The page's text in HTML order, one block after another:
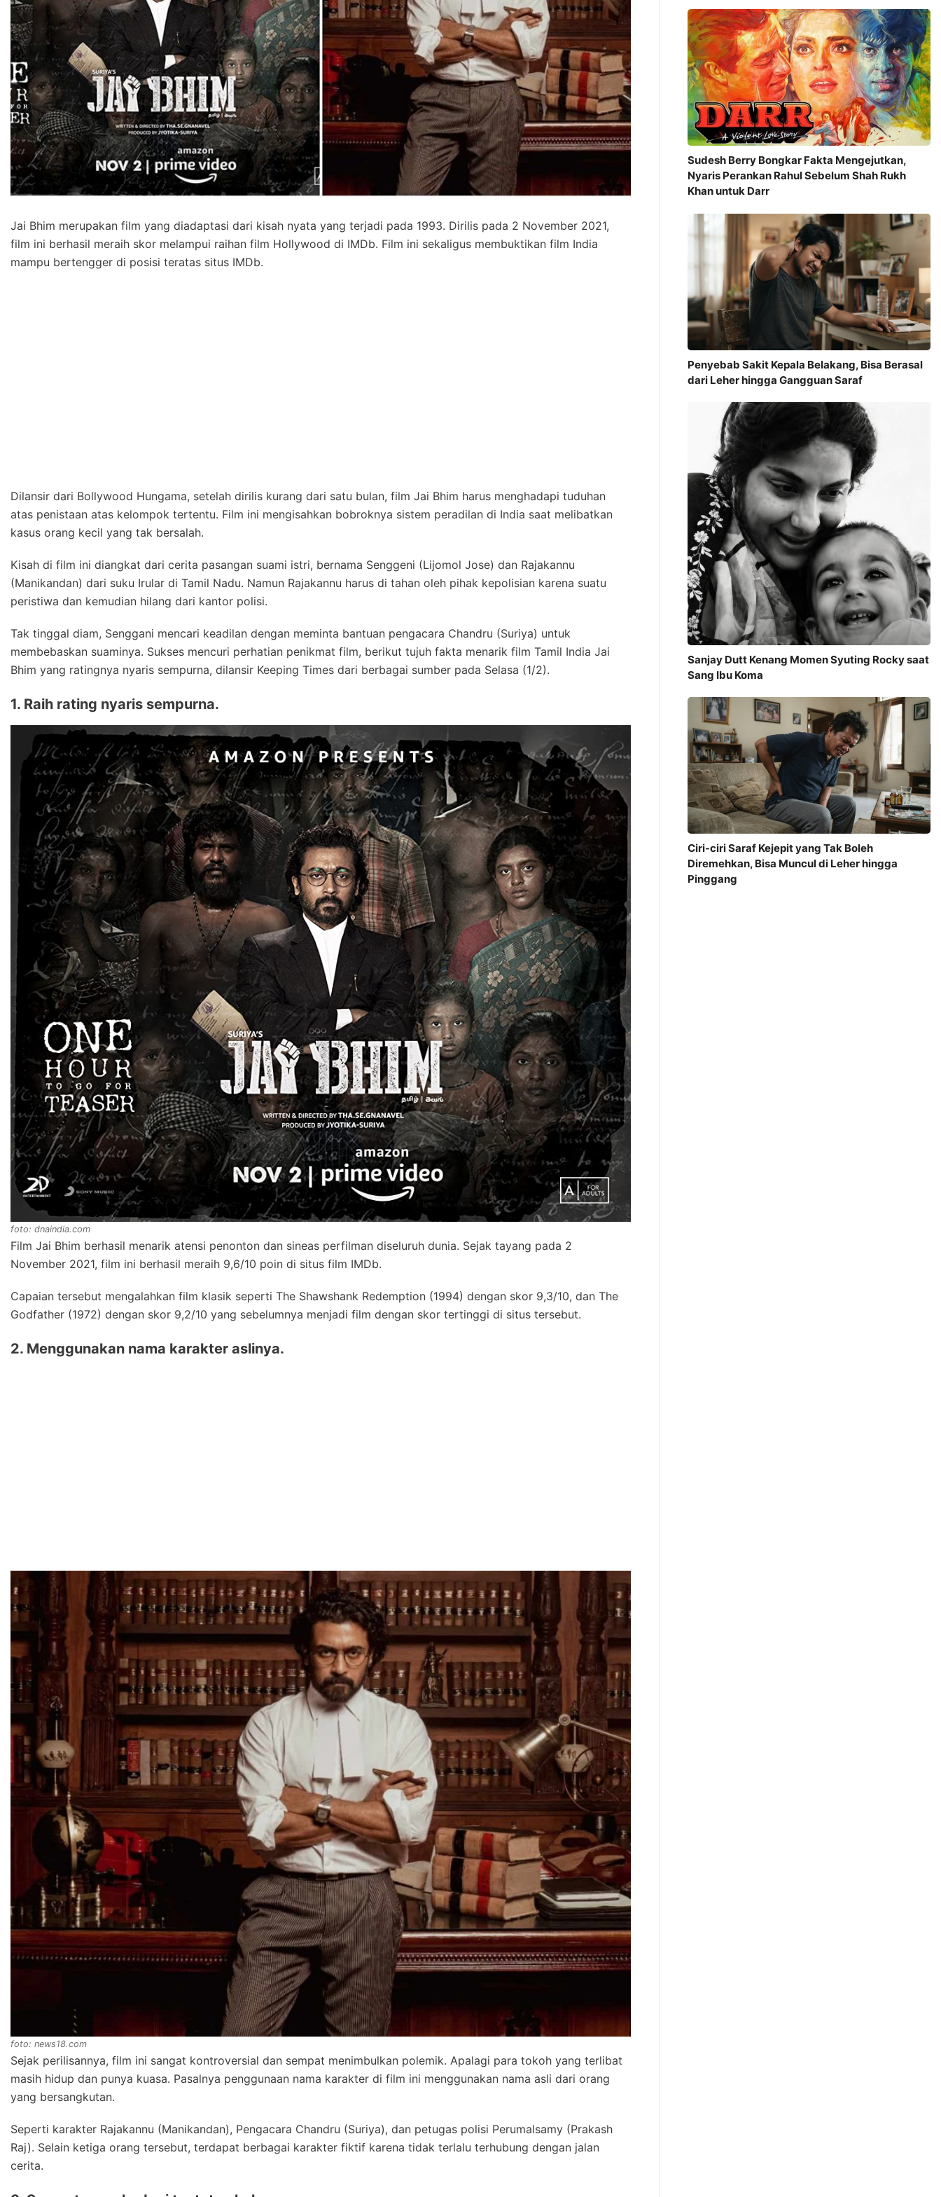
Jai Bhim merupakan film yang diadaptasi dari kisah nyata yang terjadi pada 1993. Dirilis pada 2 November 2021,
film ini berhasil meraih skor melampui raihan film Hollywood di IMDb. Film ini sekaligus membuktikan film India
mampu bertengger di posisi teratas situs IMDb.
Dilansir dari Bollywood Hungama, setelah dirilis kurang dari satu bulan, film Jai Bhim harus menghadapi tuduhan
atas penistaan atas kelompok tertentu. Film ini mengisahkan bobroknya sistem peradilan di India saat melibatkan
kasus orang kecil yang tak bersalah.
Kisah di film ini diangkat dari cerita pasangan suami istri, bernama Senggeni (Lijomol Jose) dan Rajakannu
(Manikandan) dari suku Irular di Tamil Nadu. Namun Rajakannu harus di tahan oleh pihak kepolisian karena suatu
peristiwa dan kemudian hilang dari kantor polisi.
Tak tinggal diam, Senggani mencari keadilan dengan meminta bantuan pengacara Chandru (Suriya) untuk
membebaskan suaminya. Sukses mencuri perhatian penikmat film, berikut tujuh fakta menarik film Tamil India Jai
Bhim yang ratingnya nyaris sempurna, dilansir Keeping Times dari berbagai sumber pada Selasa (1/2).
1. Raih rating nyaris sempurna.
foto: dnaindia.com
Film Jai Bhim berhasil menarik atensi penonton dan sineas perfilman diseluruh dunia. Sejak tayang pada 2
November 2021, film ini berhasil meraih 9,6/10 poin di situs film IMDb.
Capaian tersebut mengalahkan film klasik seperti The Shawshank Redemption (1994) dengan skor 9,3/10, dan The
Godfather (1972) dengan skor 9,2/10 yang sebelumnya menjadi film dengan skor tertinggi di situs tersebut.
2. Menggunakan nama karakter aslinya.
foto: news18.com
Sejak perilisannya, film ini sangat kontroversial dan sempat menimbulkan polemik. Apalagi para tokoh yang terlibat
masih hidup dan punya kuasa. Pasalnya penggunaan nama karakter di film ini menggunakan nama asli dari orang
yang bersangkutan.
Seperti karakter Rajakannu (Manikandan), Pengacara Chandru (Suriya), dan petugas polisi Perumalsamy (Prakash
Raj). Selain ketiga orang tersebut, terdapat berbagai karakter fiktif karena tidak terlalu terhubung dengan jalan
cerita.
Sudesh Berry Bongkar Fakta Mengejutkan,
Nyaris Perankan Rahul Sebelum Shah Rukh
Khan untuk Darr
Penyebab Sakit Kepala Belakang, Bisa Berasal
dari Leher hingga Gangguan Saraf
Sanjay Dutt Kenang Momen Syuting Rocky saat
Sang Ibu Koma
Ciri-ciri Saraf Kejepit yang Tak Boleh
Diremehkan, Bisa Muncul di Leher hingga
Pinggang